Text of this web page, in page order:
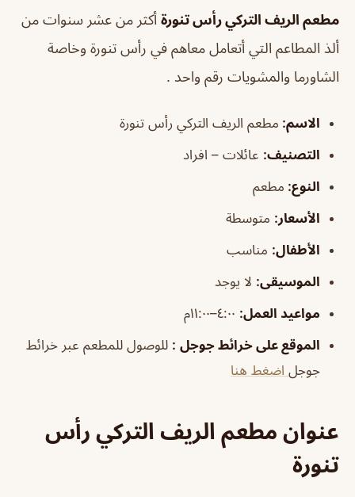
مطعم الريف التركي رأس تنورة أكثر من عشر سنوات من
ألذ المطاعم التي أتعامل معاهم في رأس تنورة وخاصة
الشاورما والمشويات رقم واحد .
الاسم: مطعم الريف التركي رأس تنورة
التصنيف: عائلات – افراد
النوع: مطعم
الأسعار: متوسطة
الأطفال: مناسب
الموسيقى: لا يوجد
مواعيد العمل:
الموقع على خرائط جوجل : للوصول للمطعم عبر خرائط
جوجل اضغط هنا
عنوان مطعم الريف التركي رأس
تنورة